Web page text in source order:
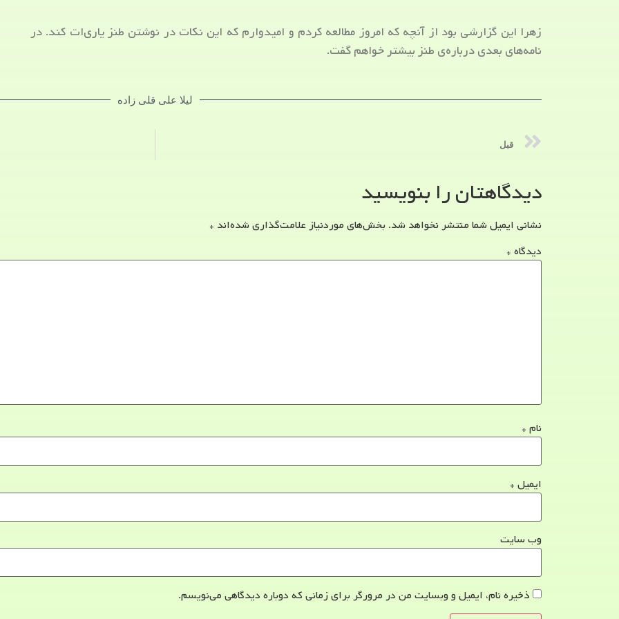
زهرا این گزارشی بود از آنچه که امروز مطالعه کردم و امیدوارم که این نکات در نوشتن طنز یاری‌ات کند. در
نامه‌های بعدی درباره‌ی طنز بیشتر خواهم گفت.
لیلا علی قلی زاده
قبل
دیدگاهتان را بنویسید
نشانی ایمیل شما منتشر نخواهد شد. بخش‌های موردنیاز علامت‌گذاری شده‌اند *
دیدگاه *
نام *
ایمیل *
وب‌ سایت
ذخیره نام، ایمیل و وبسایت من در مرورگر برای زمانی که دوباره دیدگاهی می‌نویسم.